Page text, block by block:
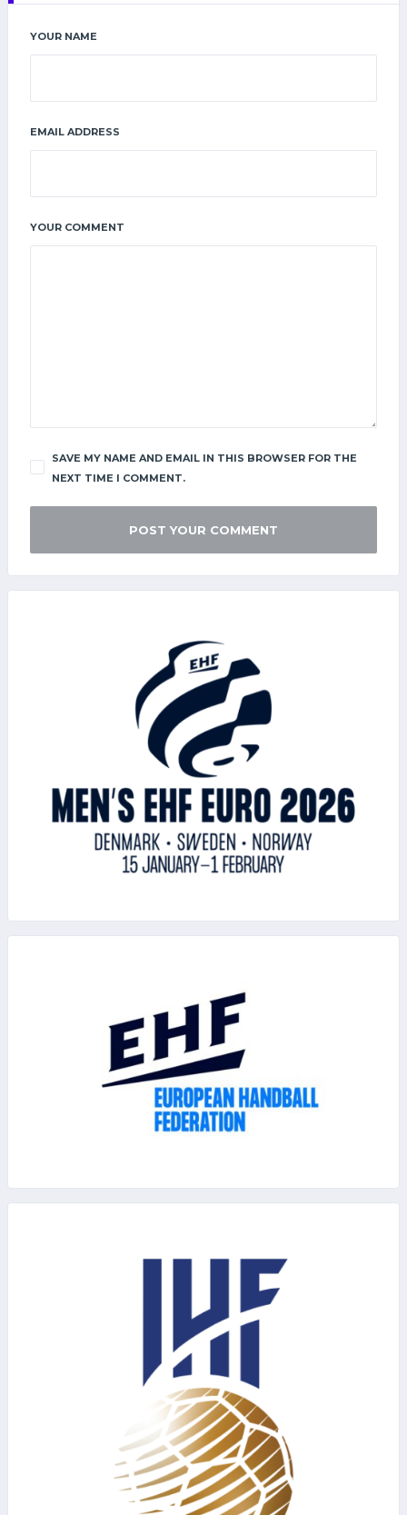
YOUR NAME
EMAIL ADDRESS
YOUR COMMENT
SAVE MY NAME AND EMAIL IN THIS BROWSER FOR THE
NEXT TIME I COMMENT.